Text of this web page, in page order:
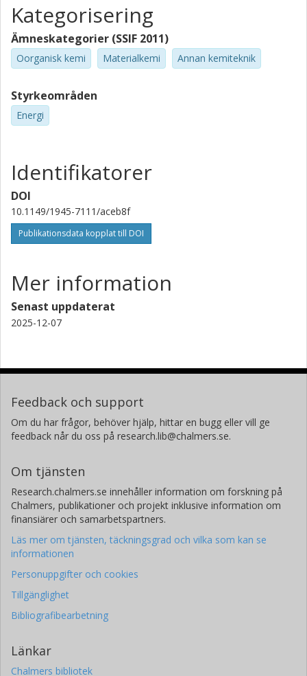
Matthew Lacey
Scania AB
Kategorisering
Ämneskategorier (SSIF 2011)
Oorganisk kemi Materialkemi Annan kemiteknik
Styrkeområden
Energi
Identifikatorer
DOI
10.1149/1945-7111/aceb8f
Publikationsdata kopplat till DOI
Mer information
Senast uppdaterat
2025-12-07
Feedback och support
Om du har frågor, behöver hjälp, hittar en bugg eller vill ge
feedback når du oss på research.lib@chalmers.se.
Om tjänsten
Research.chalmers.se innehåller information om forskning på
Chalmers, publikationer och projekt inklusive information om
finansiärer och samarbetspartners.
Läs mer om tjänsten, täckningsgrad och vilka som kan se
informationen
Personuppgifter och cookies
Tillgänglighet
Bibliografibearbetning
Länkar
Chalmers bibliotek